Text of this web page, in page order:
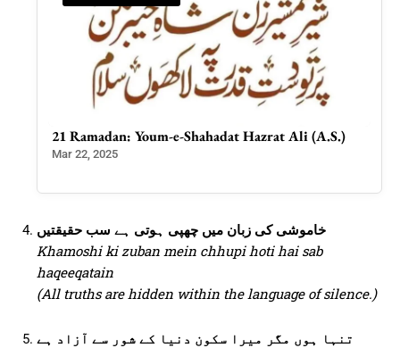
21 Ramadan: Youm-e-Shahadat Hazrat Ali (A.S.)
Mar 22, 2025
خاموشی کی زبان میں چھپی ہوتی ہے سب حقیقتیں
Khamoshi ki zuban mein chhupi hoti hai sab
haqeeqatain
(All truths are hidden within the language of silence.)
تنہا ہوں مگر میرا سکون دنیا کے شور سے آزاد ہے